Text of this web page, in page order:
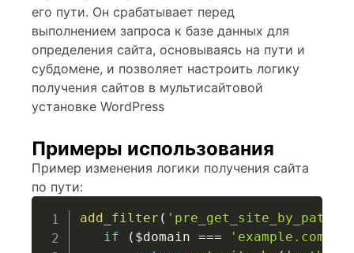
его пути. Он срабатывает перед
выполнением запроса к базе данных для
определения сайта, основываясь на пути и
субдомене, и позволяет настроить логику
получения сайтов в мультисайтовой
установке WordPress
Примеры использования
Пример изменения логики получения сайта
по пути:
add_filter ( 'pre_get_site_by_path'
if
( $domain === 'example.com'